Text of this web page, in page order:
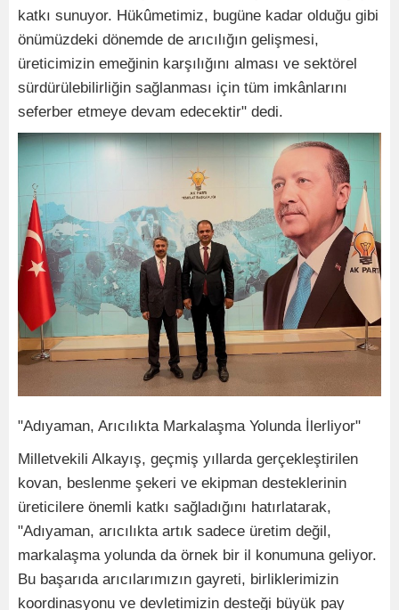
katkı sunuyor. Hükûmetimiz, bugüne kadar olduğu gibi
önümüzdeki dönemde de arıcılığın gelişmesi,
üreticimizin emeğinin karşılığını alması ve sektörel
sürdürülebilirliğin sağlanması için tüm imkânlarını
seferber etmeye devam edecektir" dedi.
"Adıyaman, Arıcılıkta Markalaşma Yolunda İlerliyor"
Milletvekili Alkayış, geçmiş yıllarda gerçekleştirilen
kovan, beslenme şekeri ve ekipman desteklerinin
üreticilere önemli katkı sağladığını hatırlatarak,
"Adıyaman, arıcılıkta artık sadece üretim değil,
markalaşma yolunda da örnek bir il konumuna geliyor.
Bu başarıda arıcılarımızın gayreti, birliklerimizin
koordinasyonu ve devletimizin desteği büyük pay